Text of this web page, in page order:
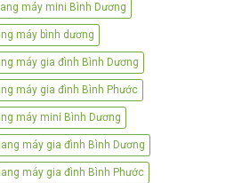
máy mini Bình Dương
máy bình dương
máy gia đình Bình Dương
máy gia đình Bình Phước
máy mini Bình Dương
máy gia đình Bình Dương
máy gia đình Bình Phước